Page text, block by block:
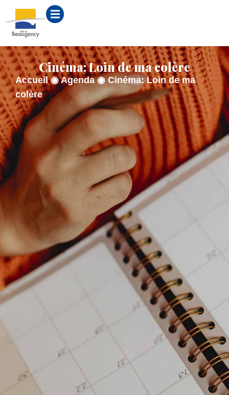
principal
Cinéma: Loin de ma colère
Accueil◉Agenda◉Cinéma: Loin de ma
colère